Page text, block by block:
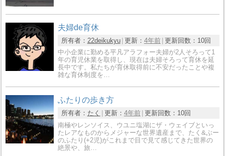
夫婦de育休
所有者： 22deikukyu 更新： 4年前 更新回数： 10回
中小企業に勤める平凡アラフォー夫婦が2人そろって1
年の育児休業を取得し、現在は夫婦そろって育休を延
長中です。私たちが育休取得前に不安だったことや複
雑な育休制度を…
ふたりの歩き方
所有者： たく 更新： 4年前 更新回数： 10回
南極やレンソイス、ウユニ塩湖にザ・ウェイブといっ
たレアなものからメジャーな世界遺産まで、たく&ぶー
のふたり(+2児)がこれまで目で見て感じてきた世界の
絶景や、旅…